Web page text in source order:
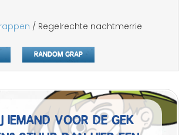
/ Regelrechte nachtmerrie
Random grap
iemand voor de gek